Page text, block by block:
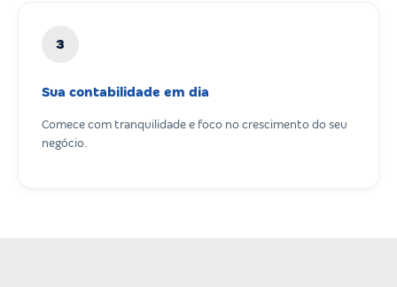
3
Sua contabilidade em dia
Comece com tranquilidade e foco no crescimento do seu
negócio.